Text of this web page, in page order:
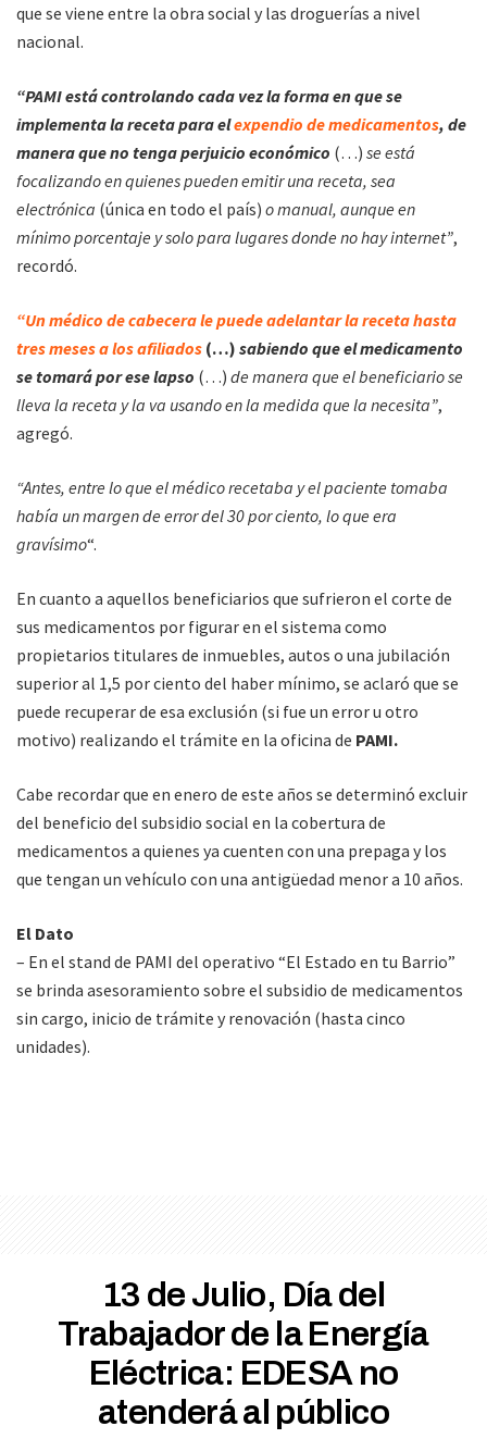
que se viene entre la obra social y las droguerías a nivel
nacional.
“PAMI está controlando cada vez la forma en que se
implementa la receta para elexpendio de medicamentos, de
manera que no tenga perjuicio económico (…) se está
focalizando en quienes pueden emitir una receta, sea
electrónica (única en todo el país) o manual, aunque en
mínimo porcentaje y solo para lugares donde no hay internet”,
recordó.
“Un médico de cabecera le puede adelantar la receta hasta
tres meses a los afiliados (…) sabiendo que el medicamento
se tomará por ese lapso (…) de manera que el beneficiario se
lleva la receta y la va usando en la medida que la necesita”,
agregó.
“Antes, entre lo que el médico recetaba y el paciente tomaba
había un margen de error del 30 por ciento, lo que era
gravísimo“.
En cuanto a aquellos beneficiarios que sufrieron el corte de
sus medicamentos por figurar en el sistema como
propietarios titulares de inmuebles, autos o una jubilación
superior al 1,5 por ciento del haber mínimo, se aclaró que se
puede recuperar de esa exclusión (si fue un error u otro
motivo) realizando el trámite en la oficina de PAMI.
Cabe recordar que en enero de este años se determinó excluir
del beneficio del subsidio social en la cobertura de
medicamentos a quienes ya cuenten con una prepaga y los
que tengan un vehículo con una antigüedad menor a 10 años.
El Dato
– En el stand de PAMI del operativo “El Estado en tu Barrio”
se brinda asesoramiento sobre el subsidio de medicamentos
sin cargo, inicio de trámite y renovación (hasta cinco
unidades).
13 de Julio, Día del
Trabajador de la Energía
Eléctrica: EDESA no
atenderá al público